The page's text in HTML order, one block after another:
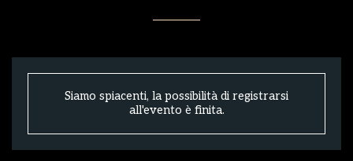
Siamo spiacenti, la possibilità di registrarsi
all'evento è finita.